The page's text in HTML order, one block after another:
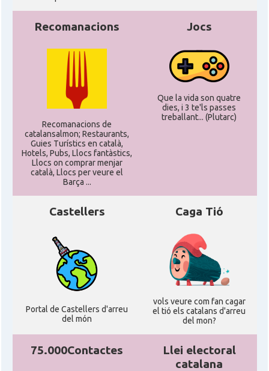
Recomanacions
Recomanacions de
catalansalmon; Restaurants,
Guies Turístics en català,
Hotels, Pubs, Llocs fantàstics,
Llocs on comprar menjar
català, Llocs per veure el
Barça ...
Jocs
Que la vida son quatre
dies, i 3 te'ls passes
treballant... (Plutarc)
Castellers
Portal de Castellers d'arreu
del món
Caga Tió
vols veure com fan cagar
el tió els catalans d'arreu
del mon?
75.000Contactes
Llei electoral
catalana